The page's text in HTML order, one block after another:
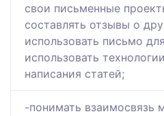
свои письменные
составлять отзывы о
использовать письмо
использовать
написания статей;
-понимать взаимосвязь